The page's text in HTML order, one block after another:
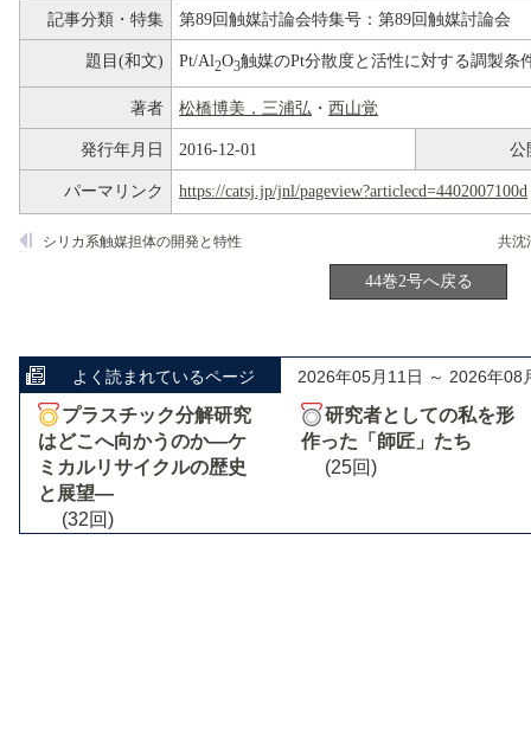
記事分類・特集 第89回触媒討論会特集号：第89回触媒討論会
題目(和文) Pt/Al2O3触媒のPt分散度と活性に対する調製条
著者 松橋博美，三浦弘 ・ 西山覚
発行年月日 2016-12-01 公
パーマリンク https://catsj.jp/jnl/pageview?articlecd=4402007100d
シリカ系触媒担体の開発と特性
44巻2号へ戻る
よく読まれているページ 2026年05月11日 ～ 2026年08
プラスチック分解研究
はどこへ向かうのか―ケ
ミカルリサイクルの歴史
と展望―
(32回)
研究者としての私を形
作った「師匠」たち
(25回)